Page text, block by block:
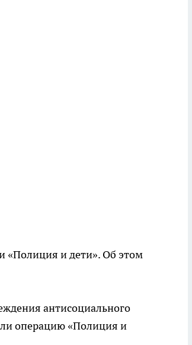
«Полиция и дети». Об этом
антисоциального
операцию «Полиция и